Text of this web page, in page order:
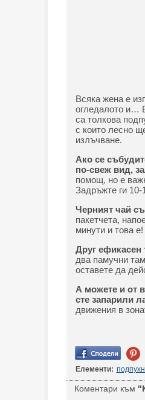
Всяка жена е
огледалото и…
са толкова
с които лесно
излъчване.
Ако се
по-свеж вид,
помощ, но е
Задръжте ги
Черният чай
пакетчета,
минути и това е!
Друг ефикасен
два памучни
оставете да
А можете и от
сте запарили
движения в
Елементи:
Коментари към